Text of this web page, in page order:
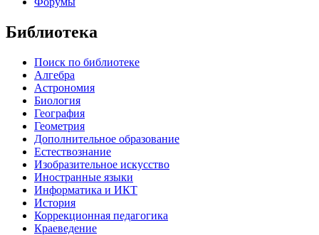
Библиотека
Поиск по библиотеке
Алгебра
Астрономия
Биология
География
Геометрия
Дополнительное образование
Естествознание
Изобразительное искусство
Иностранные языки
Информатика и ИКТ
История
Коррекционная педагогика
Краеведение